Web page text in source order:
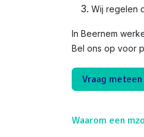
Wij regelen
In Beernem
Bel ons op voor
Vraag
Waarom een